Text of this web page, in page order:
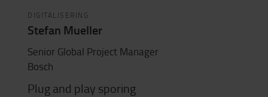
DIGITALISERING
Stefan Mueller
Senior Global Project Manager
Bosch
Plug and play sporing